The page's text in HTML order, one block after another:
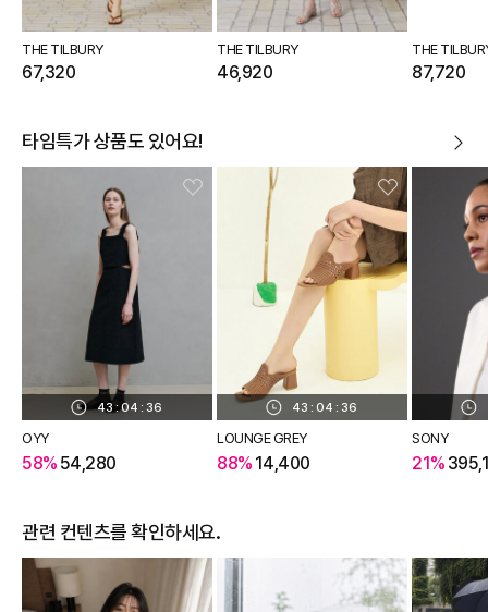
THE TILBURY
67,320
THE TILBURY
46,920
THE
87,720
타임특가 상품도 있어요!
43 :04 : 35
OYY
58% 54,280
43 : 04 : 35
LOUNGE GREY
88% 14,400
SONY
21%
관련 컨텐츠를 확인하세요.